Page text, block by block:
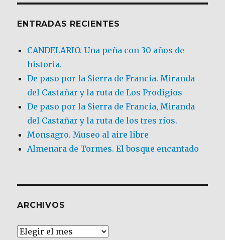
ENTRADAS RECIENTES
CANDELARIO. Una peña con 30 años de
historia.
De paso por la Sierra de Francia. Miranda
del Castañar y la ruta de Los Prodigios
De paso por la Sierra de Francia, Miranda
del Castañar y la ruta de los tres ríos.
Monsagro. Museo al aire libre
Almenara de Tormes. El bosque encantado
ARCHIVOS
Archivos